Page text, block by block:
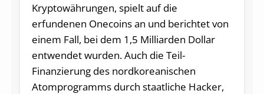
Kryptowährungen, spielt auf die
erfundenen Onecoins an und berichtet von
einem Fall, bei dem 1,5 Milliarden Dollar
entwendet wurden. Auch die Teil-
Finanzierung des nordkoreanischen
Atomprogramms durch staatliche Hacker,